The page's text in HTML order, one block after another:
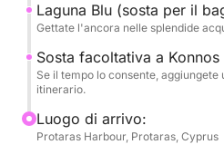
Blu, dove potrai immergerti
viste panoramiche sulla
Con due soste per il bagno,
e il tempo per rallentare,
Laguna Blu (sosta per il
Gettate l'ancora nelle splendide
Sosta facoltativa a Konnos
Se il tempo lo consente,
itinerario.
Luogo di arrivo:
Protaras Harbour, Protaras, Cyprus